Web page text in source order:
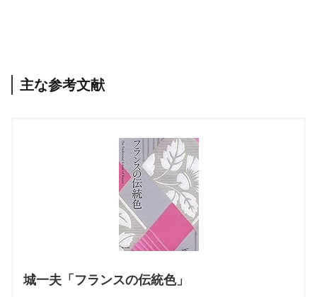
主な参考文献
城一夫「フランスの伝統色」